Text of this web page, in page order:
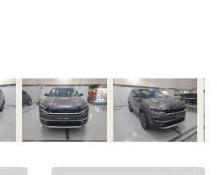
Cor Final Da Placa
XXX6D31
149, Até 490/491, Bonfim